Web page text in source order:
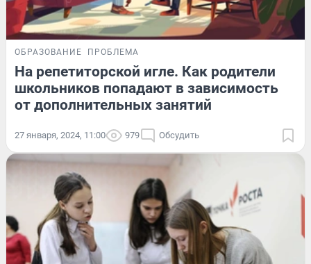
ОБРАЗОВАНИЕ ПРОБЛЕМА
На репетиторской игле. Как родители
школьников попадают в зависимость
от дополнительных занятий
27 января, 2024, 11:00 979 Обсудить